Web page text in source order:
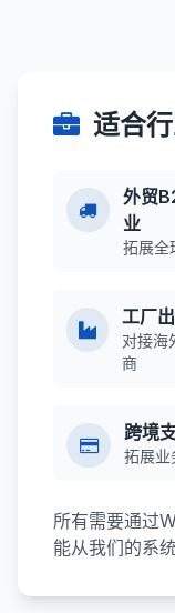
适合
外贸
业
拓展全
工厂
对接海
商
跨境
拓展业
所有需要通过
能从我们的系